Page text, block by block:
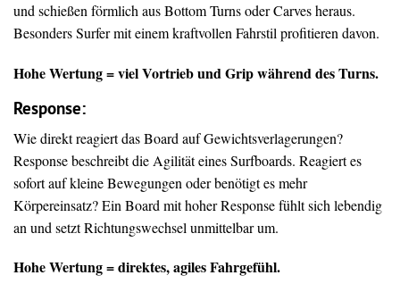
und schießen förmlich aus Bottom Turns oder Carves heraus.
Besonders Surfer mit einem kraftvollen Fahrstil profitieren davon.
Hohe Wertung = viel Vortrieb und Grip während des Turns.
Response:
Wie direkt reagiert das Board auf Gewichtsverlagerungen?
Response beschreibt die Agilität eines Surfboards. Reagiert es
sofort auf kleine Bewegungen oder benötigt es mehr
Körpereinsatz? Ein Board mit hoher Response fühlt sich lebendig
an und setzt Richtungswechsel unmittelbar um.
Hohe Wertung = direktes, agiles Fahrgefühl.